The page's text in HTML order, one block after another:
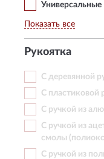
Универсальные
Показать все
Рукоятка
С деревянной
С пластиковой
С ручкой из
С ручкой из
смолы
С ручкой из